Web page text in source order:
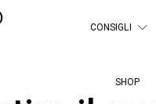
CONSIGLI
SHOP